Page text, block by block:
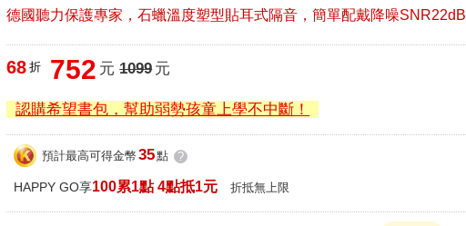
德國聽力保護專家，石蠟溫度塑型貼耳式隔音，簡單配戴降噪SNR22dB
68 折 752 元 1099元
認購希望書包，幫助弱勢孩童上學不中斷！
預計最高可得金幣 35點 ?
HAPPY GO享100累1點 4點抵1元 折抵無上限